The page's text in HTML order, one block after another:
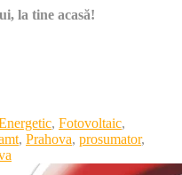
la tine acasă!
, Fotovoltaic,
, Prahova, prosumator,